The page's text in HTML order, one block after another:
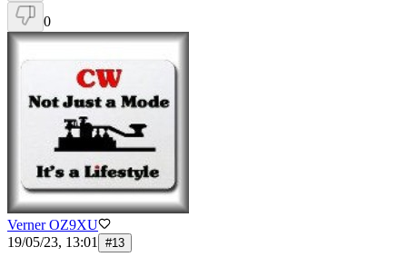
0
Verner OZ9XU
19/05/23, 13:01
#13